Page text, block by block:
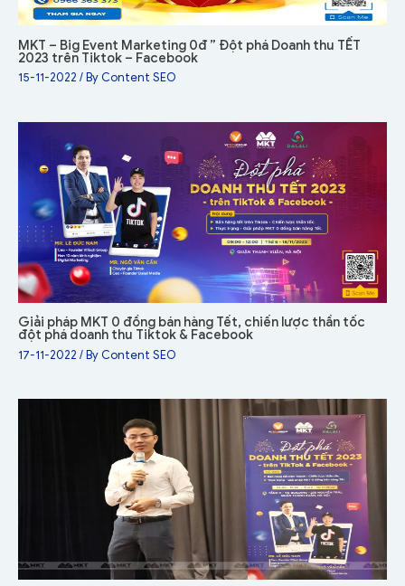
MKT – Big Event Marketing 0đ ” Đột phá Doanh thu TẾT
2023 trên Tiktok – Facebook
15-11-2022 / By Content SEO
Giải pháp MKT 0 đồng bán hàng Tết, chiến lược thần tốc
đột phá doanh thu Tiktok & Facebook
17-11-2022 / By Content SEO